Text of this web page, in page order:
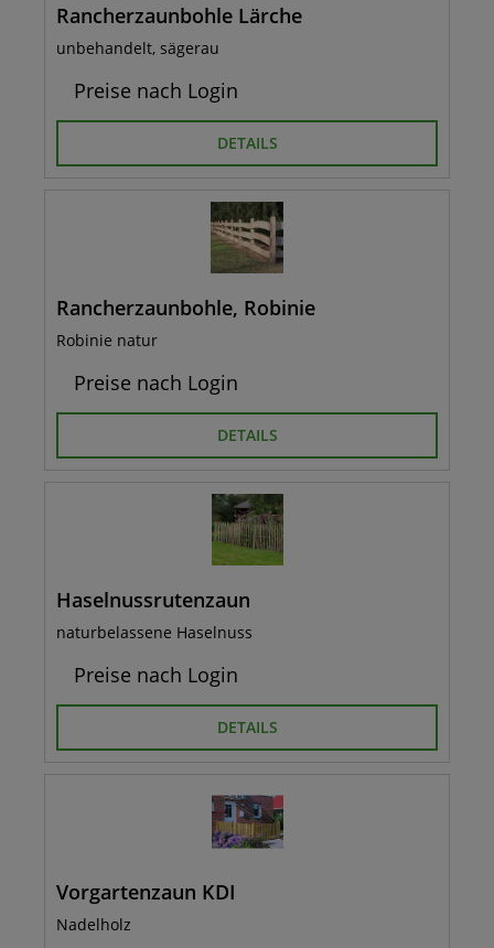
Rancherzaunbohle Lärche
unbehandelt, sägerau
Preise nach Login
DETAILS
Rancherzaunbohle, Robinie
Robinie natur
Preise nach Login
DETAILS
Haselnussrutenzaun
naturbelassene Haselnuss
Preise nach Login
DETAILS
Vorgartenzaun KDI
Nadelholz